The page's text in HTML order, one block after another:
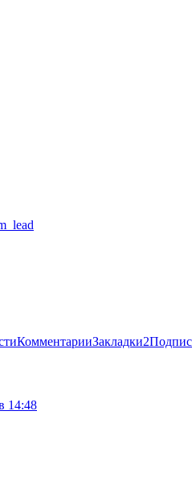
КомментарииЗакладки2
14:48